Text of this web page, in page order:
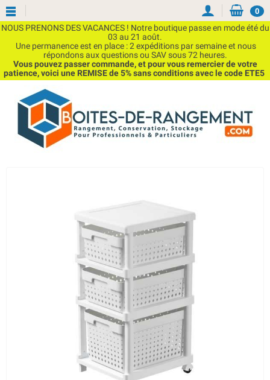
NOUS PRENONS DES VACANCES ! Notre boutique passe en mode été du
03 au 21 août.
Une permanence est en place : 2 expéditions par semaine et nous
répondons aux questions ou SAV sous 72 heures.
Vous pouvez passer commande, et pour vous remercier de votre
patience, voici une REMISE de 5% sans conditions avec le code ETE5
0